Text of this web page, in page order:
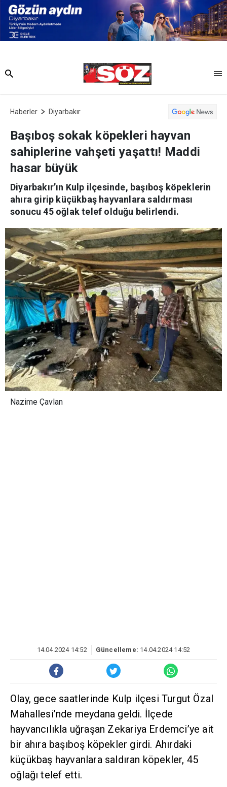
Haberler Diyarbakır
Başıboş sokak köpekleri hayvan
sahiplerine vahşeti yaşattı! Maddi
hasar büyük
Diyarbakır’ın Kulp ilçesinde, başıboş köpeklerin
ahıra girip küçükbaş hayvanlara saldırması
sonucu 45 oğlak telef olduğu belirlendi.
Nazime Çavlan
14.04.2024 14:52 Güncelleme: 14.04.2024 14:52
Olay, gece saatlerinde Kulp ilçesi Turgut Özal
Mahallesi’nde meydana geldi. İlçede
hayvancılıkla uğraşan Zekariya Erdemci’ye ait
bir ahıra başıboş köpekler girdi. Ahırdaki
küçükbaş hayvanlara saldıran köpekler, 45
oğlağı telef etti.